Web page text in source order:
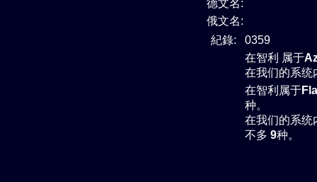
德文名:
俄文名:
紀錄:
0359
在智利 属于
在我们的系统
在智利属于
种。
在我们的系统
不多 9种。